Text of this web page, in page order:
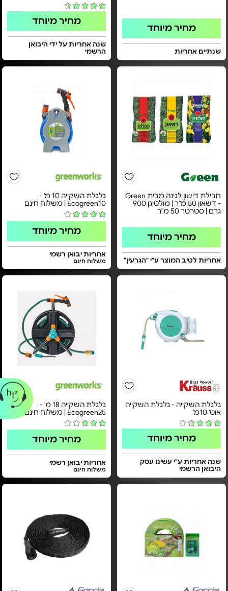
מחיר מיוחד
שנתיים אחריות
מחיר מיוחד
שנה אחריות על ידי היבואן
הרשמי
חבילת דישון לגינה מבית Green
- דשאון 50 מ"ר | מולטיגן 900
גרם | סטרטר 50 מ"ר
מחיר מיוחד
אחריות לטיב המוצר ע"י "הגרעין"
גלגלת השקייה 10 מ' -
Ecogreen10 | משלוח חינם
מחיר מיוחד
אחריות יבואן רשמי
משלוח חינם
גלגלת השקייה - גלגלת השקייה
אוט' 10מ'
מחיר מיוחד
שנה אחריות ע"י עשינו עסק
היבואן הרשמי
גלגלת השקייה 18 מ' -
Ecogreen25 | משלוח חינם
מחיר מיוחד
אחריות יבואן רשמי
משלוח חינם